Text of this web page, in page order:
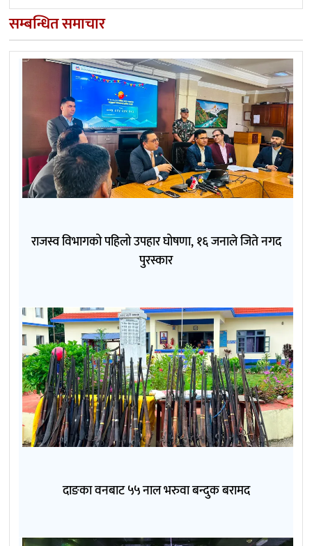
सम्बन्धित समाचार
राजस्व विभागको पहिलो उपहार घोषणा, १६ जनाले जिते नगद
पुरस्कार
दाङका वनबाट ५५ नाल भरुवा बन्दुक बरामद